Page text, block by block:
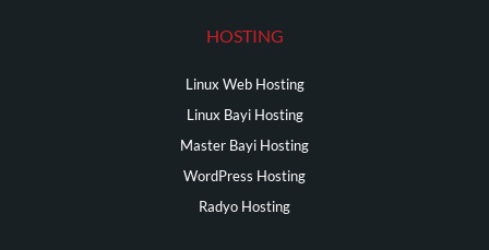
HOSTING
Linux Web Hosting
Linux Bayi Hosting
Master Bayi Hosting
WordPress Hosting
Radyo Hosting